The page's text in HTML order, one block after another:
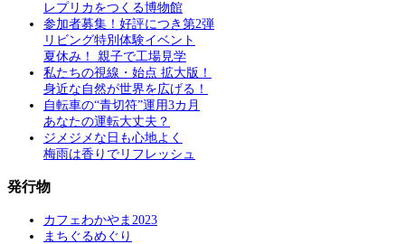
レプリカをつくる博物館
参加者募集！好評につき第2弾
リビング特別体験イベント
夏休み！ 親子で工場見学
私たちの視線・始点 拡大版！
身近な自然が世界を広げる！
自転車の“青切符”運用3カ月
あなたの運転大丈夫？
ジメジメな日も心地よく
梅雨は香りでリフレッシュ
発行物
カフェわかやま2023
まちぐるめぐり